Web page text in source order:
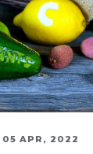
05 APR, 2022